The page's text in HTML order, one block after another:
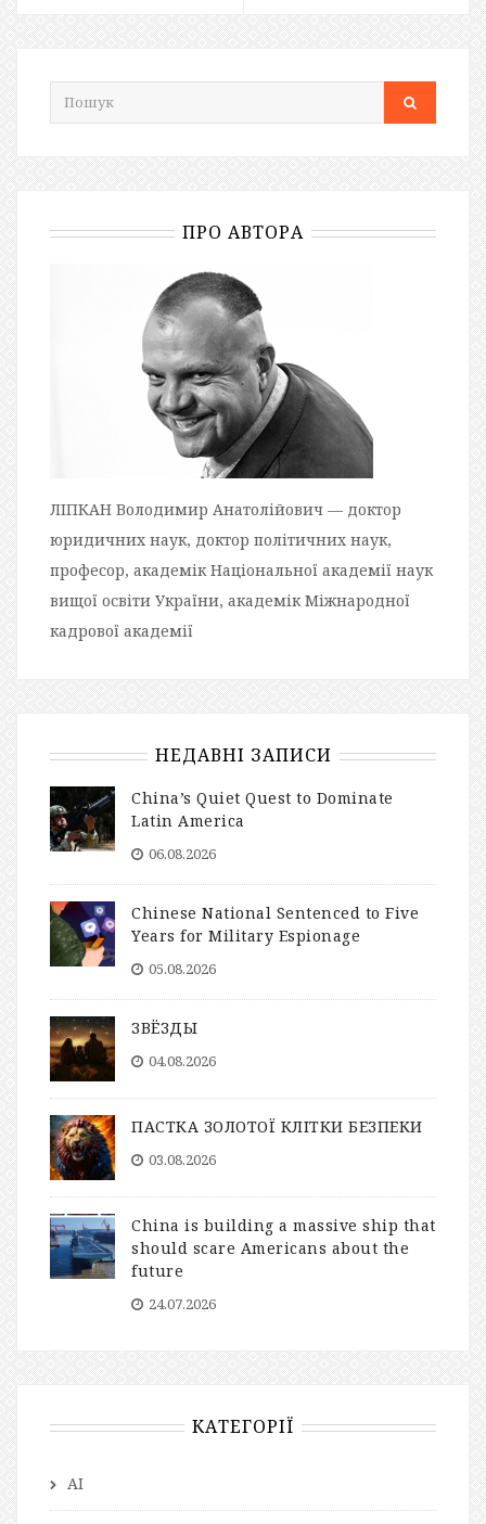
ПРО АВТОРА
ЛІПКАН Володимир Анатолійович — доктор
юридичних наук, доктор політичних наук,
професор, академік Національної академії наук
вищої освіти України, академік Міжнародної
кадрової академії
НЕДАВНІ ЗАПИСИ
China’s Quiet Quest to Dominate
Latin America
06.08.2026
Chinese National Sentenced to Five
Years for Military Espionage
05.08.2026
ЗВЁЗДЫ
04.08.2026
ПАСТКА ЗОЛОТОЇ КЛІТКИ БЕЗПЕКИ
03.08.2026
China is building a massive ship that
should scare Americans about the
future
24.07.2026
КАТЕГОРІЇ
AI